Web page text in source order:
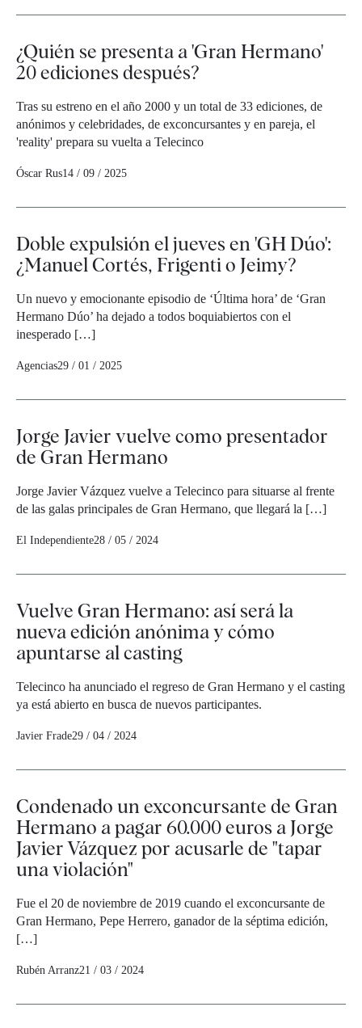
¿Quién se presenta a 'Gran Hermano'
20 ediciones después?
Tras su estreno en el año 2000 y un total de 33 ediciones, de
anónimos y celebridades, de exconcursantes y en pareja, el
'reality' prepara su vuelta a Telecinco
Óscar Rus14 / 09 / 2025
Doble expulsión el jueves en 'GH Dúo':
¿Manuel Cortés, Frigenti o Jeimy?
Un nuevo y emocionante episodio de ‘Última hora’ de ‘Gran
Hermano Dúo’ ha dejado a todos boquiabiertos con el
inesperado […]
Agencias29 / 01 / 2025
Jorge Javier vuelve como presentador
de Gran Hermano
Jorge Javier Vázquez vuelve a Telecinco para situarse al frente
de las galas principales de Gran Hermano, que llegará la […]
El Independiente28 / 05 / 2024
Vuelve Gran Hermano: así será la
nueva edición anónima y cómo
apuntarse al casting
Telecinco ha anunciado el regreso de Gran Hermano y el casting
ya está abierto en busca de nuevos participantes.
Javier Frade29 / 04 / 2024
Condenado un exconcursante de Gran
Hermano a pagar 60.000 euros a Jorge
Javier Vázquez por acusarle de "tapar
una violación"
Fue el 20 de noviembre de 2019 cuando el exconcursante de
Gran Hermano, Pepe Herrero, ganador de la séptima edición,
[…]
Rubén Arranz21 / 03 / 2024